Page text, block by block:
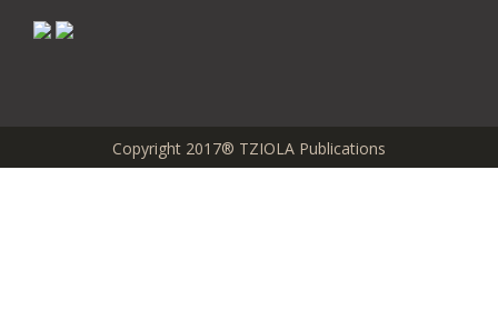
Copyright 2017® TZIOLA Publications